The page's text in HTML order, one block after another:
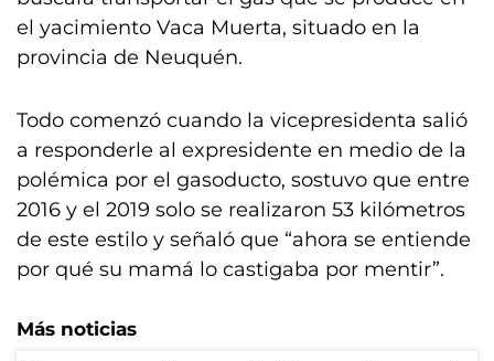
el yacimiento Vaca Muerta, situado en la
provincia de Neuquén.
Todo comenzó cuando la vicepresidenta salió
a responderle al expresidente en medio de la
polémica por el gasoducto, sostuvo que entre
2016 y el 2019 solo se realizaron 53 kilómetros
de este estilo y señaló que “ahora se entiende
por qué su mamá lo castigaba por mentir”.
Más noticias